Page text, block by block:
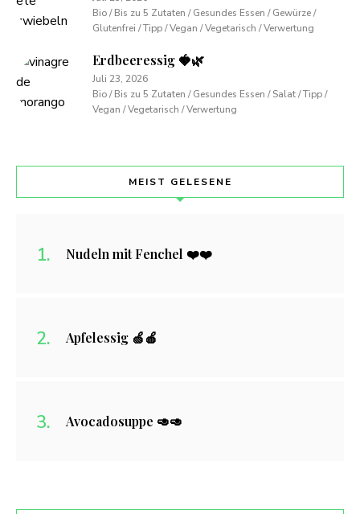
Bio / Bis zu 5 Zutaten / Gesundes Essen / Gewürze /
Glutenfrei / Tipp / Vegan / Vegetarisch / Verwertung
Erdbeeressig 🍓🌿
Juli 23, 2026
Bio / Bis zu 5 Zutaten / Gesundes Essen / Salat / Tipp /
Vegan / Vegetarisch / Verwertung
MEIST GELESENE
Nudeln mit Fenchel ❤️❤️
Apfelessig 🍏🍎
Avocadosuppe 🥑🥑